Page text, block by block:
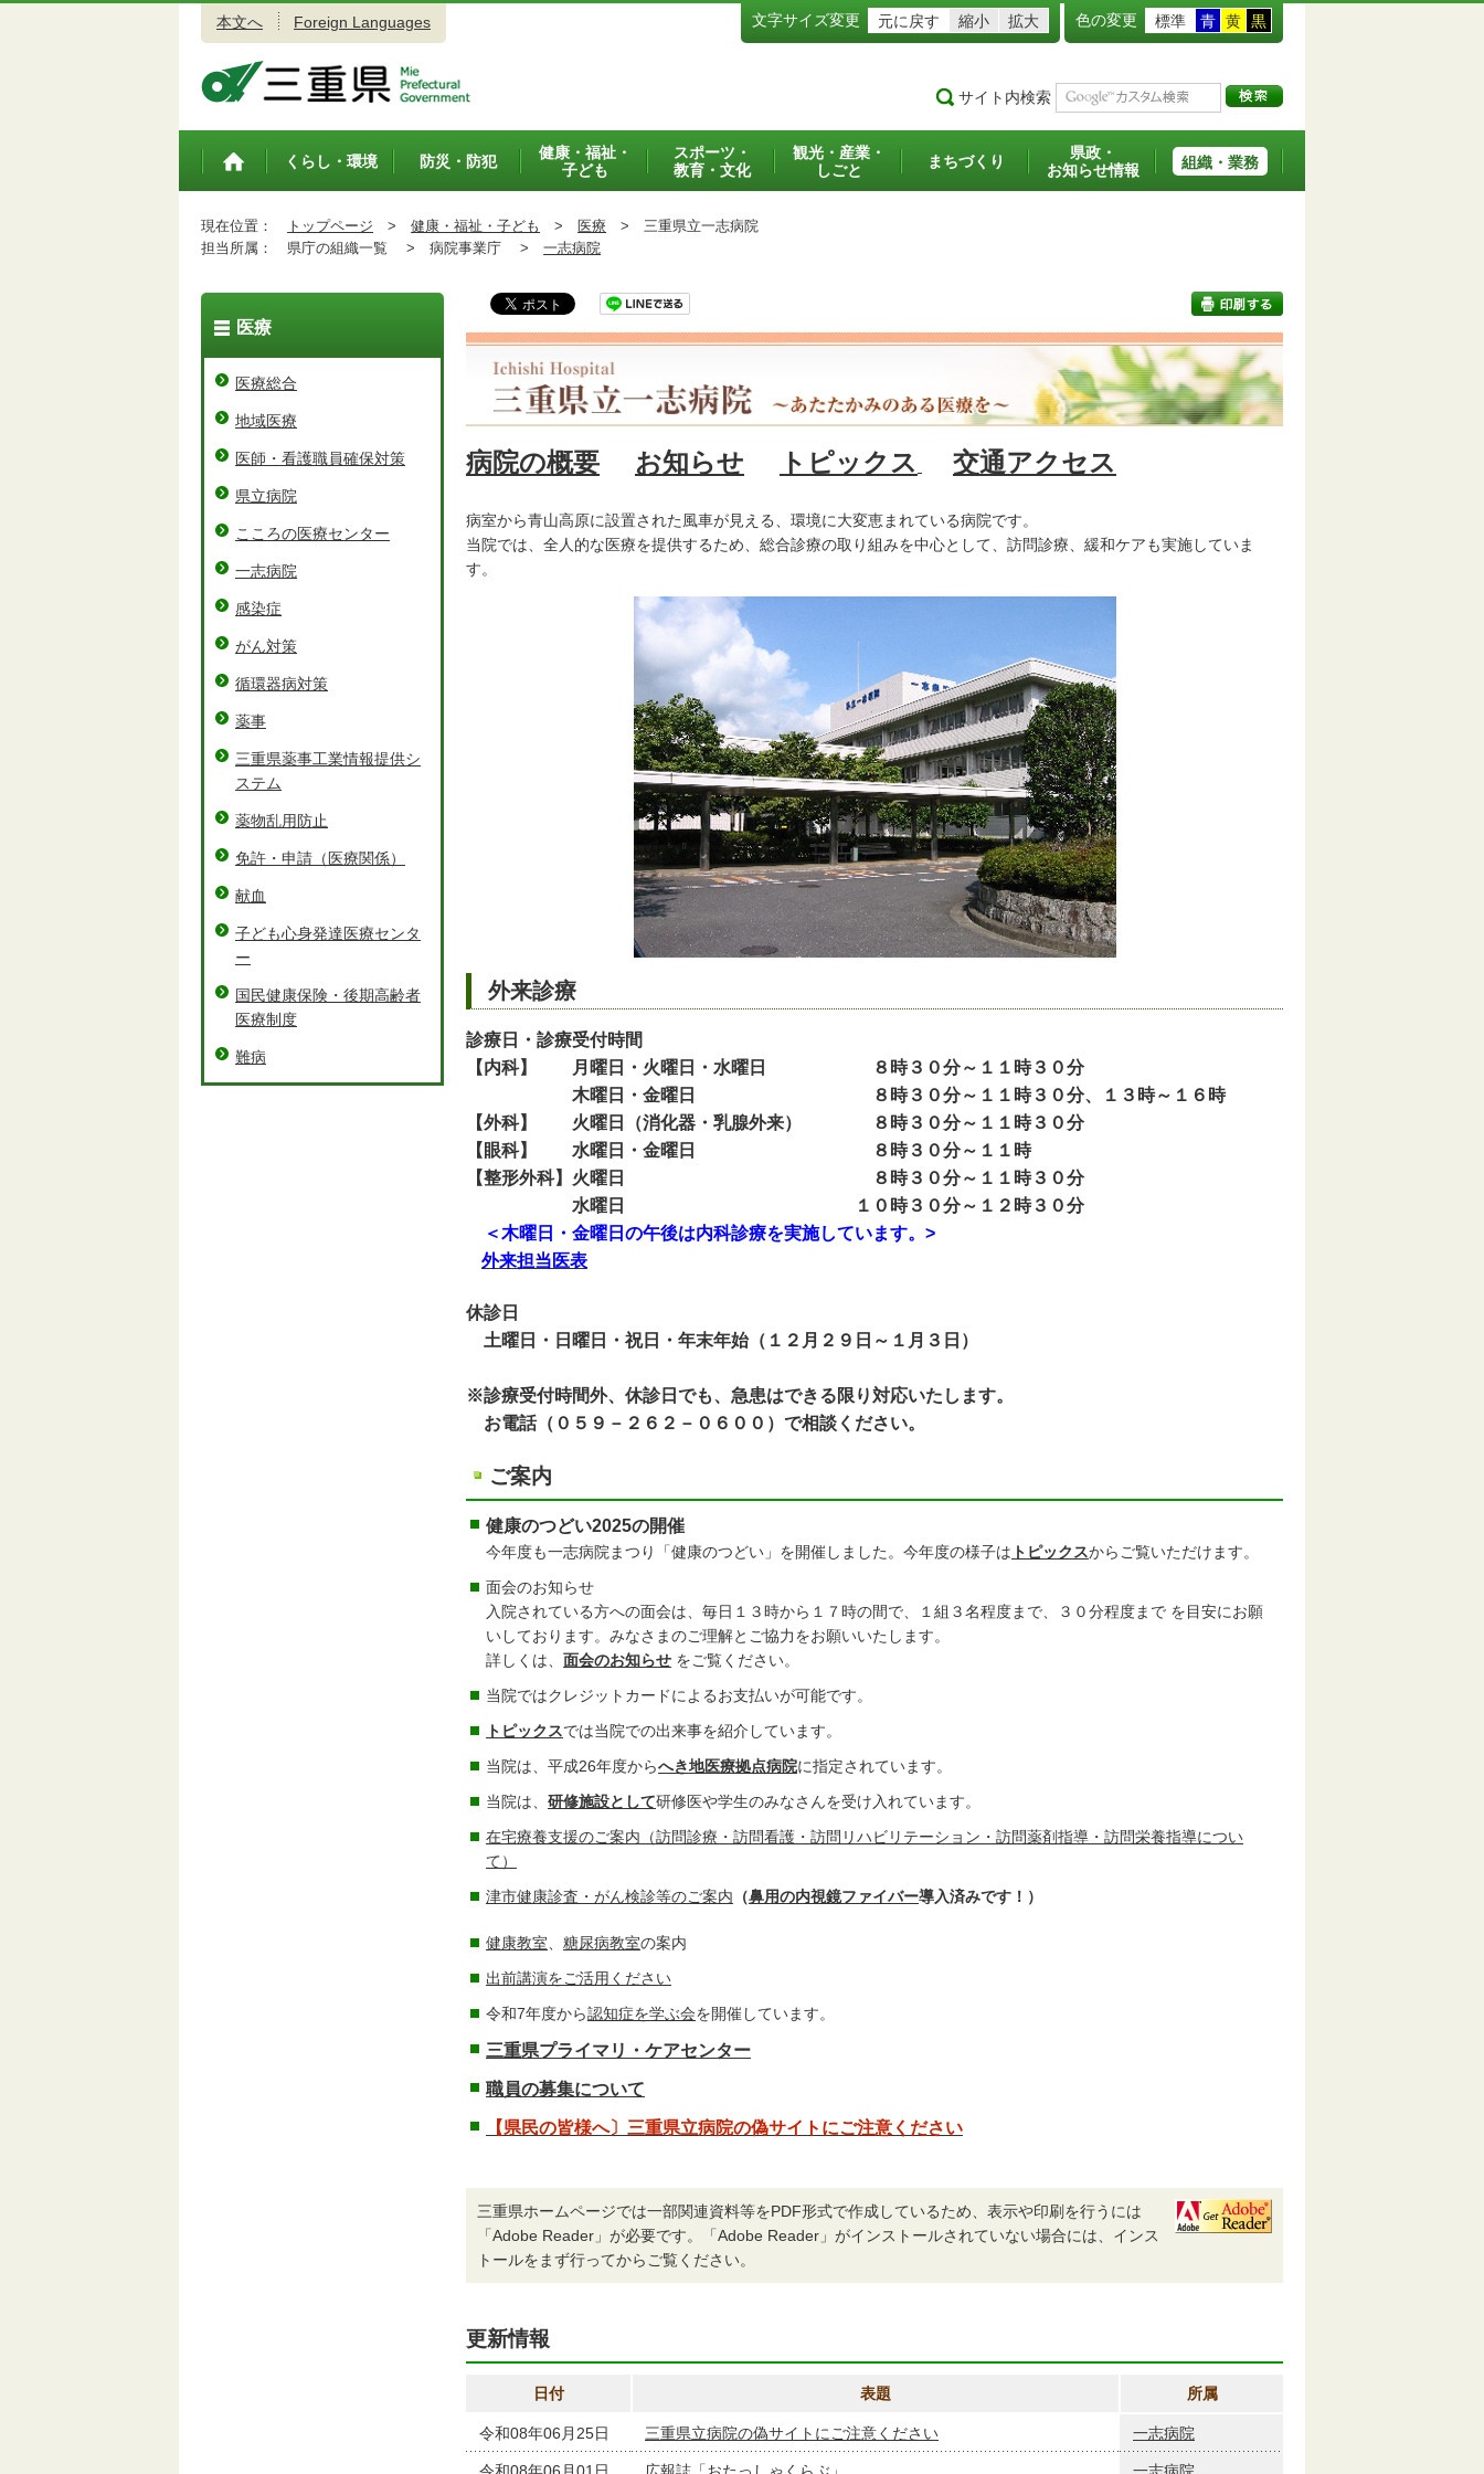
本文へ Foreign Languages 文字サイズ変更 元に戻す 縮小 拡大 色の変更 標準 青 黄 黒
サイト内検索
トップペ
くらし・環境 防災・防犯
健康・福祉・
子ども
スポーツ・
教育・文化
観光・産業・
しごと
まちづくり
県政・
お知らせ情報
組織・業務
現在位置： トップページ > 健康・福祉・子ども > 医療 > 三重県立一志病院
担当所属：
県庁の組織一覧 > 病院事業庁 > 一志病院
印刷する
病院の概要 お知らせ トピックス 交通アクセス
病室から青山高原に設置された風車が見える、環境に大変恵まれている病院です。
当院では、全人的な医療を提供するため、総合診療の取り組みを中心として、訪問診療、緩和ケアも実施していま
す。
外来診療
診療日・診療受付時間
【内科】 月曜日・火曜日・水曜日 ８時３０分～１１時３０分
木曜日・金曜日 ８時３０分～１１時３０分、１３時～１６時
【外科】 火曜日（消化器・乳腺外来） ８時３０分～１１時３０分
【眼科】 水曜日・金曜日 ８時３０分～１１時
【整形外科】火曜日 ８時３０分～１１時３０分
水曜日 １０時３０分～１２時３０分
＜木曜日・金曜日の午後は内科診療を実施しています。>
外来担当医表
休診日
土曜日・日曜日・祝日・年末年始（１２月２９日～１月３日）
※診療受付時間外、休診日でも、急患はできる限り対応いたします。
お電話（０５９－２６２－０６００）で相談ください。
ご案内
健康のつどい2025の開催
今年度も一志病院まつり「健康のつどい」を開催しました。今年度の様子は トピックスからご覧いただけます。
面会のお知らせ
入院されている方への面会は、毎日１３時から１７時の間で、１組３名程度まで、３０分程度まで を目安にお願
いしております。みなさまのご理解とご協力をお願いいたします。
詳しくは、 面会のお知らせ をご覧ください。
当院ではクレジットカードによるお支払いが可能です。
トピックスでは当院での出来事を紹介しています。
当院は、平成26年度からへき地医療拠点病院に指定されています。
当院は、 研修施設として研修医や学生のみなさんを受け入れています。
在宅療養支援のご案内（訪問診療・訪問看護・訪問リハビリテーション・訪問薬剤指導・訪問栄養指導につい
て）
津市健康診査・がん検診等のご案内 （鼻用の内視鏡ファイバー導入済みです！）
健康教室 糖尿病教室の案内
出前講演をご活用ください
令和7年度から認知症を学ぶ会を開催しています。
三重県プライマリ・ケアセンター
職員の募集について
【県民の皆様へ〕三重県立病院の偽サイトにご注意ください
三重県ホームページでは一部関連資料等をPDF形式で作成しているため、表示や印刷を行うには
「Adobe Reader」が必要です。「Adobe Reader」がインストールされていない場合には、インス
トールをまず行ってからご覧ください。
更新情報
日付 表題 所属
令和08年06月25日 三重県立病院の偽サイトにご注意ください 一志病院
医療
医療総合
地域医療
医師・看護職員確保対策
県立病院
こころの医療センター
一志病院
感染症
がん対策
循環器病対策
薬事
三重県薬事工業情報提供シ
ステム
薬物乱用防止
免許・申請（医療関係）
献血
子ども心身発達医療センタ
ー
国民健康保険・後期高齢者
医療制度
難病